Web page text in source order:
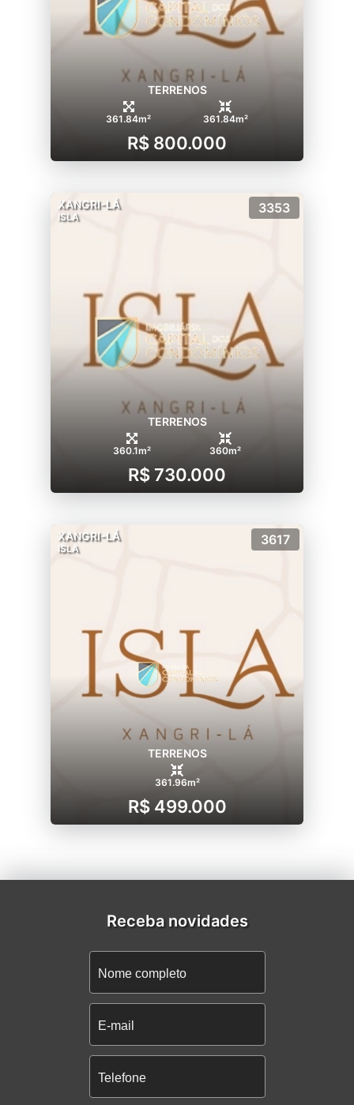
TERRENOS
361.84m² 361.84m²
R$ 800.000
XANGRI-LÁ
ISLA
3353
TERRENOS
360.1m² 360m²
R$ 730.000
XANGRI-LÁ
ISLA
3617
TERRENOS
361.96m²
R$ 499.000
Receba novidades